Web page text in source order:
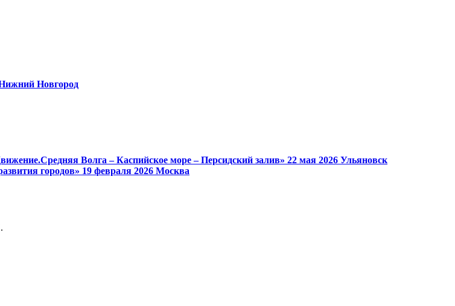
Новгород
Волга – Каспийское море – Персидский залив» 22 мая 2026 Ульяновск
городов» 19 февраля 2026 Москва